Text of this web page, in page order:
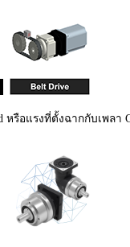
หรือแรงที่ตั้งฉากกับเพลา